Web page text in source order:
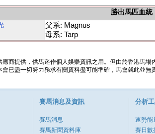
勝出馬匹血統
父系: Magnus
母系: Tarp
應商提供，供馬迷作個人娛樂資訊之用。但由於香港馬
會已盡一切努力務求有關資料盡可能準確，馬會就此並
賽馬消息及資訊
賽馬消息
賽馬新聞資料庫
分析
速勢能
賽日數